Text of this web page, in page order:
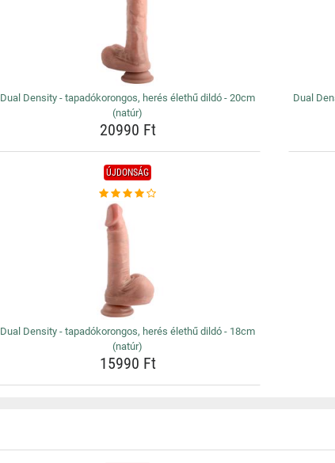
Dual Density - tapadókorongos, herés élethű dildó - 20cm
(natúr)
20990 Ft
Dual
ÚJDONSÁG
Dual Density - tapadókorongos, herés élethű dildó - 18cm
(natúr)
15990 Ft